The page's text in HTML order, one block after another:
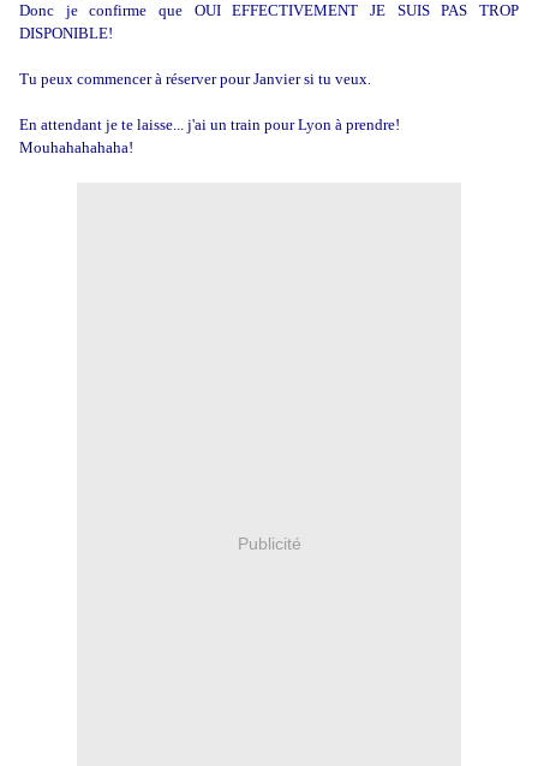
Donc je confirme que OUI EFFECTIVEMENT JE SUIS PAS TROP
DISPONIBLE!
Tu peux commencer à réserver pour Janvier si tu veux.
En attendant je te laisse... j'ai un train pour Lyon à prendre!
Mouhahahahaha!
Publicité